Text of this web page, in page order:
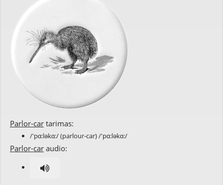
Parlor-car tarimas:
/'pɑ:ləkɑ:/ (parlour-car) /'pɑ:ləkɑ:/
Parlor-car audio: